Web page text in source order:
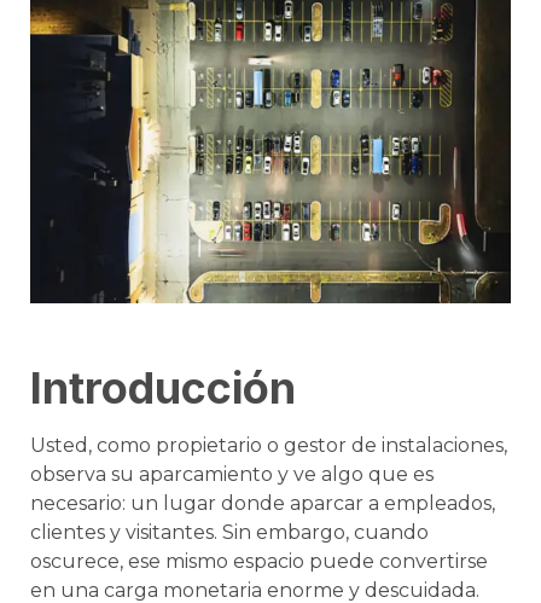
Introducción
Usted, como propietario o gestor de instalaciones,
observa su aparcamiento y ve algo que es
necesario: un lugar donde aparcar a empleados,
clientes y visitantes. Sin embargo, cuando
oscurece, ese mismo espacio puede convertirse
en una carga monetaria enorme y descuidada.